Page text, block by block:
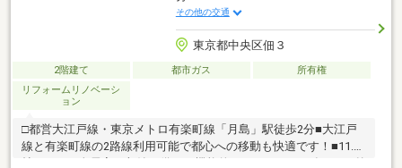
その他の交通
東京都中央区佃３
2階建て 都市ガス
所有権
リフォームリノベーシ
ョン
□都営大江戸線・東京メトロ有楽町線「月島」駅徒歩2分■大江戸
線と有楽町線の2路線利用可能で都心への移動も快適です！■11.5